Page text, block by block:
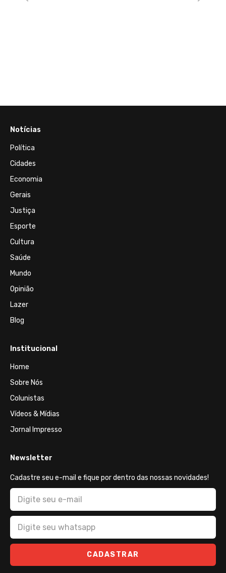
Notícias
Política
Cidades
Economia
Gerais
Justiça
Esporte
Cultura
Saúde
Mundo
Opinião
Lazer
Blog
Institucional
Home
Sobre Nós
Colunistas
Vídeos & Mídias
Jornal Impresso
Newsletter
Cadastre seu e-mail e fique por dentro das nossas novidades!
CADASTRAR